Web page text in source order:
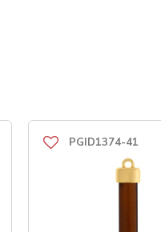
PGID1374-41